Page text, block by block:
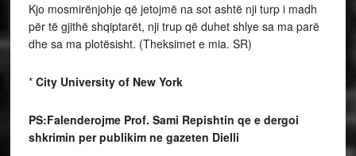
Kjo mosmirënjohje që jetojmë na sot ashtë nji turp i madh
për të gjithë shqiptarët, nji trup që duhet shlye sa ma parë
dhe sa ma plotësisht. (Theksimet e mia. SR)
* City University of New York
PS:Falenderojme Prof. Sami Repishtin qe e dergoi
shkrimin per publikim ne gazeten Dielli